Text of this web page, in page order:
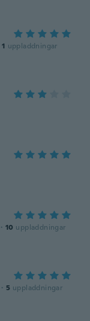
1 uppladdningar
· 10 uppladdningar
· 5 uppladdningar